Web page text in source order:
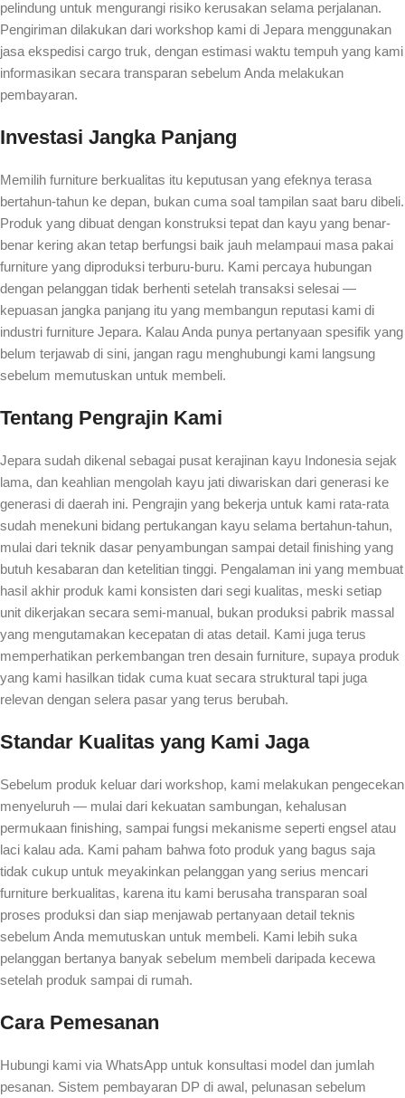
pelindung untuk mengurangi risiko kerusakan selama perjalanan.
Pengiriman dilakukan dari workshop kami di Jepara menggunakan
jasa ekspedisi cargo truk, dengan estimasi waktu tempuh yang kami
informasikan secara transparan sebelum Anda melakukan
pembayaran.
Investasi Jangka Panjang
Memilih furniture berkualitas itu keputusan yang efeknya terasa
bertahun-tahun ke depan, bukan cuma soal tampilan saat baru dibeli.
Produk yang dibuat dengan konstruksi tepat dan kayu yang benar-
benar kering akan tetap berfungsi baik jauh melampaui masa pakai
furniture yang diproduksi terburu-buru. Kami percaya hubungan
dengan pelanggan tidak berhenti setelah transaksi selesai —
kepuasan jangka panjang itu yang membangun reputasi kami di
industri furniture Jepara. Kalau Anda punya pertanyaan spesifik yang
belum terjawab di sini, jangan ragu menghubungi kami langsung
sebelum memutuskan untuk membeli.
Tentang Pengrajin Kami
Jepara sudah dikenal sebagai pusat kerajinan kayu Indonesia sejak
lama, dan keahlian mengolah kayu jati diwariskan dari generasi ke
generasi di daerah ini. Pengrajin yang bekerja untuk kami rata-rata
sudah menekuni bidang pertukangan kayu selama bertahun-tahun,
mulai dari teknik dasar penyambungan sampai detail finishing yang
butuh kesabaran dan ketelitian tinggi. Pengalaman ini yang membuat
hasil akhir produk kami konsisten dari segi kualitas, meski setiap
unit dikerjakan secara semi-manual, bukan produksi pabrik massal
yang mengutamakan kecepatan di atas detail. Kami juga terus
memperhatikan perkembangan tren desain furniture, supaya produk
yang kami hasilkan tidak cuma kuat secara struktural tapi juga
relevan dengan selera pasar yang terus berubah.
Standar Kualitas yang Kami Jaga
Sebelum produk keluar dari workshop, kami melakukan pengecekan
menyeluruh — mulai dari kekuatan sambungan, kehalusan
permukaan finishing, sampai fungsi mekanisme seperti engsel atau
laci kalau ada. Kami paham bahwa foto produk yang bagus saja
tidak cukup untuk meyakinkan pelanggan yang serius mencari
furniture berkualitas, karena itu kami berusaha transparan soal
proses produksi dan siap menjawab pertanyaan detail teknis
sebelum Anda memutuskan untuk membeli. Kami lebih suka
pelanggan bertanya banyak sebelum membeli daripada kecewa
setelah produk sampai di rumah.
Cara Pemesanan
Hubungi kami via WhatsApp untuk konsultasi model dan jumlah
pesanan. Sistem pembayaran DP di awal, pelunasan sebelum